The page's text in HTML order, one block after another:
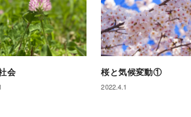
会
桜と気候変動①
2022.4.1